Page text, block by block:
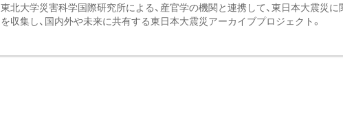
東北大学災害科学国際研究所による、産官学の機関と連携して、東日本大震災に
を収集し、国内外や未来に共有する東日本大震災アーカイブプロジェクト。